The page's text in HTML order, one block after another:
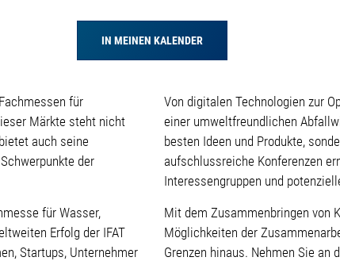
IN MEINEN KALENDER
für
Märkte steht nicht
auch seine
der
für Wasser,
Erfolg der IFAT
Startups, Unternehmer
Von digitalen Technologien zur
einer umweltfreundlichen
besten Ideen und Produkte,
aufschlussreiche Konferenzen
Interessengruppen und
Mit dem Zusammenbringen von
Möglichkeiten der
Grenzen hinaus. Nehmen Sie an